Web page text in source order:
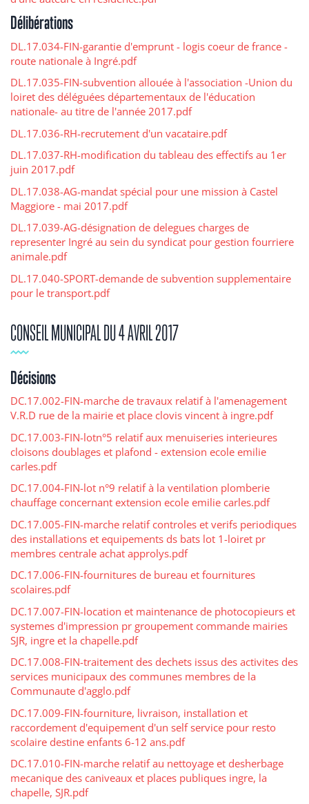
Délibérations
DL.17.034-FIN-garantie d'emprunt - logis coeur de france -
route nationale à Ingré.pdf
DL.17.035-FIN-subvention allouée à l'association -Union du
loiret des déléguées départementaux de l'éducation
nationale- au titre de l'année 2017.pdf
DL.17.036-RH-recrutement d'un vacataire.pdf
DL.17.037-RH-modification du tableau des effectifs au 1er
juin 2017.pdf
DL.17.038-AG-mandat spécial pour une mission à Castel
Maggiore - mai 2017.pdf
DL.17.039-AG-désignation de delegues charges de
representer Ingré au sein du syndicat pour gestion fourriere
animale.pdf
DL.17.040-SPORT-demande de subvention supplementaire
pour le transport.pdf
CONSEIL MUNICIPAL DU 4 AVRIL 2017
Décisions
DC.17.002-FIN-marche de travaux relatif à l'amenagement
V.R.D rue de la mairie et place clovis vincent à ingre.pdf
DC.17.003-FIN-lotn°5 relatif aux menuiseries interieures
cloisons doublages et plafond - extension ecole emilie
carles.pdf
DC.17.004-FIN-lot n°9 relatif à la ventilation plomberie
chauffage concernant extension ecole emilie carles.pdf
DC.17.005-FIN-marche relatif controles et verifs periodiques
des installations et equipements ds bats lot 1-loiret pr
membres centrale achat approlys.pdf
DC.17.006-FIN-fournitures de bureau et fournitures
scolaires.pdf
DC.17.007-FIN-location et maintenance de photocopieurs et
systemes d'impression pr groupement commande mairies
SJR, ingre et la chapelle.pdf
DC.17.008-FIN-traitement des dechets issus des activites des
services municipaux des communes membres de la
Communaute d'agglo.pdf
DC.17.009-FIN-fourniture, livraison, installation et
raccordement d'equipement d'un self service pour resto
scolaire destine enfants 6-12 ans.pdf
DC.17.010-FIN-marche relatif au nettoyage et desherbage
mecanique des caniveaux et places publiques ingre, la
chapelle, SJR.pdf